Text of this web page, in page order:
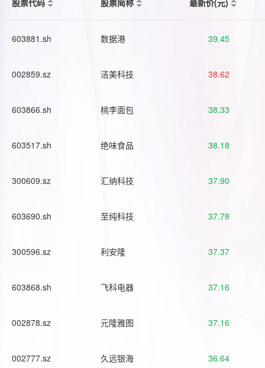
股票代码
股票简称 最新价(元)
603881.sh 数据港 39.45
002859.sz 洁美科技 38.62
603866.sh 桃李面包 38.33
603517.sh 绝味食品 38.18
300609.sz 汇纳科技 37.90
603690.sh 至纯科技 37.78
300596.sz 利安隆 37.37
603868.sh 飞科电器 37.16
002878.sz 元隆雅图 37.16
002777.sz 久远银海 36.64